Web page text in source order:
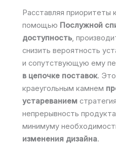
Расставляя приоритеты
помощью Послужной
доступность,
снизить вероятность
и сопутствующую ему
в цепочке поставок.
краеугольным камнем
устареванием
непрерывность
минимуму
изменения дизайна.